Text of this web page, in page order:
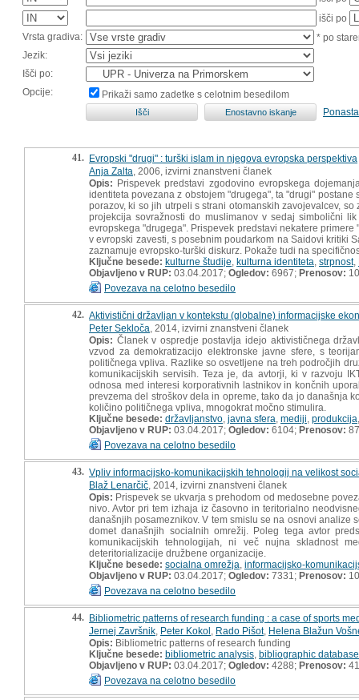
išči po
Vrsta gradiva:
* po
Jezik:
Išči po:
Opcije:
Prikaži samo zadetke s celotnim besedilom
41. Evropski "drugi" : turški islam in njegova evropska perspektiva
Anja Zalta , 2006, izvirni znanstveni članek
Opis: Prispevek predstavi zgodovino evropskega
identiteta povezana z obstojem "drugega", ta "drugi"
porazov, ki so jih utrpeli s strani otomanskih zavojevalcev,
projekcija sovražnosti do muslimanov v sedaj simbolični
evropskega "drugega". Prispevek predstavi nekatere
v evropski zavesti, s posebnim poudarkom na Saidovi kritiki
zaznamuje evropsko-turški diskurz. Pokaže tudi na
Ključne besede: kulturne študije kulturna identiteta strpnost,
Objavljeno v RUP: 03.04.2017; Ogledov: 6967; Prenosov:
Povezava na celotno besedilo
42. Aktivistični državljan v kontekstu (globalne) informacijske
Peter Sekloča , 2014, izvirni znanstveni članek
Opis: Članek v ospredje postavlja idejo aktivističnega
vzvod za demokratizacijo elektronske javne sfere, s
političnega vpliva. Razlike so osvetljene na treh področjih
komunikacijskih servisih. Teza je, da avtorji, ki v razvoju
odnosa med interesi korporativnih lastnikov in končnih
prevzema del stroškov dela in opreme, tako da jo današnja
količino političnega vpliva, mnogokrat močno stimulira.
Ključne besede: državljanstvo javna sfera mediji produkcija
Objavljeno v RUP: 03.04.2017; Ogledov: 6104; Prenosov: 87
Povezava na celotno besedilo
43. Vpliv informacijsko-komunikacijskih tehnologij na velikost
Blaž Lenarčič , 2014, izvirni znanstveni članek
Opis: Prispevek se ukvarja s prehodom od medosebne
nivo. Avtor pri tem izhaja iz časovno in teritorialno
današnjih posameznikov. V tem smislu se na osnovi
domet današnjih socialnih omrežij. Poleg tega avtor
komunikacijskih tehnologijah, ni več nujna skladnost
deteritorializacije družbene organizacije.
Ključne besede: socialna omrežja informacijsko-
Objavljeno v RUP: 03.04.2017; Ogledov: 7331; Prenosov:
Povezava na celotno besedilo
44. Bibliometric patterns of research funding : a case of sports
Jernej Završnik Peter Kokol Rado Pišot, Helena Blažun
Opis: Bibliometric patterns of research funding
Ključne besede: bibliometric analysis bibliographic
Objavljeno v RUP: 03.04.2017; Ogledov: 4288; Prenosov: 41
Povezava na celotno besedilo